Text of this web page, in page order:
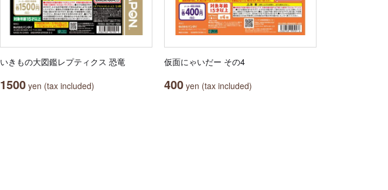
いきもの大図鑑レプティクス 恐竜
1500 yen (tax included)
仮面にゃいだー その4
400 yen (tax included)